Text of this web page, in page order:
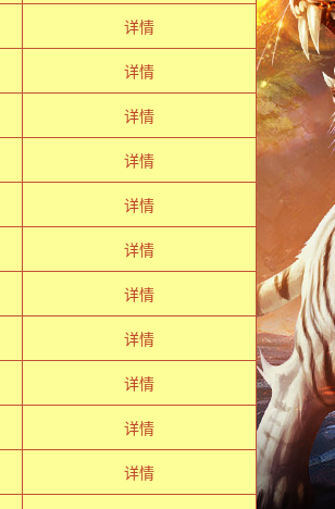
详情
详情
详情
详情
详情
详情
详情
详情
详情
详情
详情